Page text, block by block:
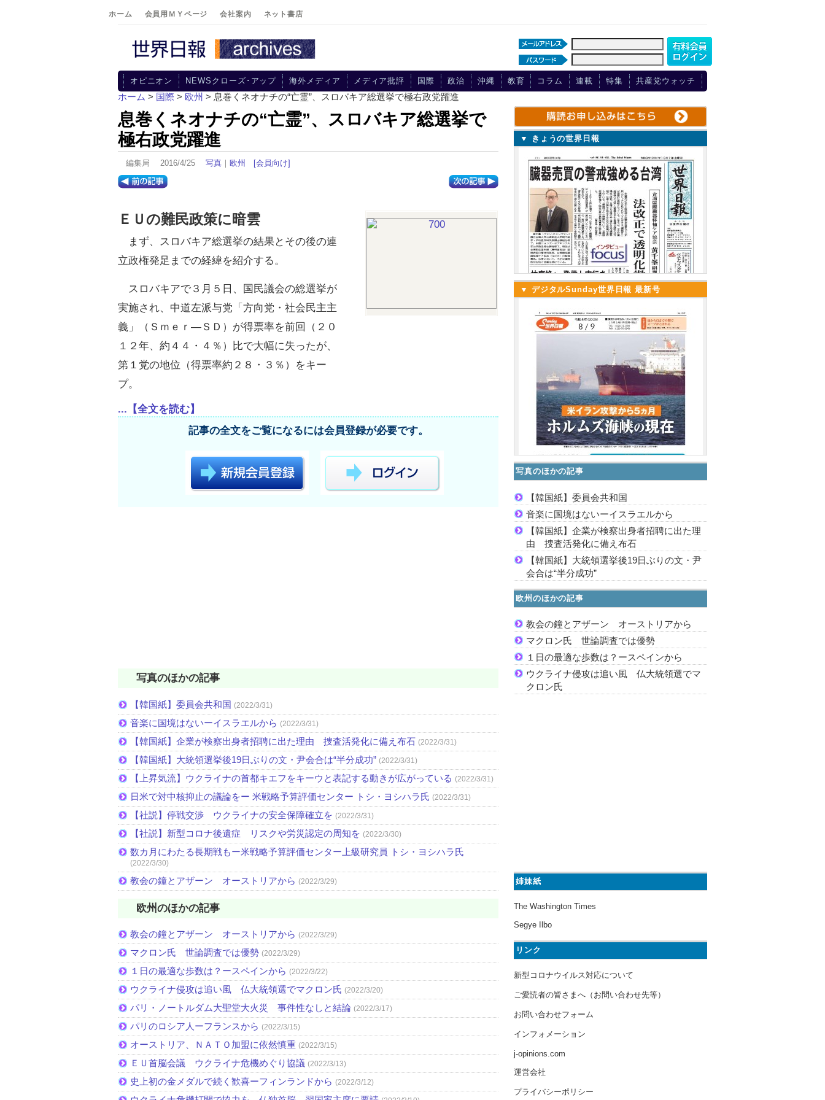
ホーム 会員用ＭＹページ 会社案内 ネット書店
オピニオン NEWSクローズ･アップ 海外メディア メディア批評 国際 政治 沖縄 教育 コラム 連載 特集 共産党ウォッチ
ホーム > 国際 > 欧州 > 息巻くネオナチの“亡霊”、スロバキア総選挙で極右政党躍進
息巻くネオナチの“亡霊”、スロバキア総選挙で
極右政党躍進
編集局 2016/4/25 写真 ｜ 欧州 [会員向け]
ＥＵの難民政策に暗雲
まず、スロバキア総選挙の結果とその後の連
立政権発足までの経緯を紹介する。
スロバキアで３月５日、国民議会の総選挙が
実施され、中道左派与党「方向党・社会民主主
義」（Ｓｍｅｒ―ＳＤ）が得票率を前回（２０
１２年、約４４・４％）比で大幅に失ったが、
第１党の地位（得票率約２８・３％）をキー
プ。
...【全文を読む】
記事の全文をご覧になるには会員登録が必要です。
写真のほかの記事
【韓国紙】委員会共和国 (2022/3/31)
音楽に国境はないーイスラエルから (2022/3/31)
【韓国紙】企業が検察出身者招聘に出た理由 捜査活発化に備え布石 (2022/3/31)
【韓国紙】大統領選挙後19日ぶりの文・尹会合は“半分成功” (2022/3/31)
【上昇気流】ウクライナの首都キエフをキーウと表記する動きが広がっている (2022/3/31)
日米で対中核抑止の議論をー 米戦略予算評価センター トシ・ヨシハラ氏 (2022/3/31)
【社説】停戦交渉 ウクライナの安全保障確立を (2022/3/31)
【社説】新型コロナ後遺症 リスクや労災認定の周知を (2022/3/30)
数カ月にわたる長期戦もー米戦略予算評価センター上級研究員 トシ・ヨシハラ氏
(2022/3/30)
教会の鐘とアザーン オーストリアから (2022/3/29)
欧州のほかの記事
教会の鐘とアザーン オーストリアから (2022/3/29)
マクロン氏 世論調査では優勢 (2022/3/29)
１日の最適な歩数は？ースペインから (2022/3/22)
ウクライナ侵攻は追い風 仏大統領選でマクロン氏 (2022/3/20)
パリ・ノートルダム大聖堂大火災 事件性なしと結論 (2022/3/17)
パリのロシア人ーフランスから (2022/3/15)
オーストリア、ＮＡＴＯ加盟に依然慎重 (2022/3/15)
ＥＵ首脳会議 ウクライナ危機めぐり協議 (2022/3/13)
史上初の金メダルで続く歓喜ーフィンランドから (2022/3/12)
▼ きょうの世界日報
▼ デジタルSunday世界日報 最新号
写真のほかの記事
【韓国紙】委員会共和国
音楽に国境はないーイスラエルから
【韓国紙】企業が検察出身者招聘に出た理
由 捜査活発化に備え布石
【韓国紙】大統領選挙後19日ぶりの文・尹
会合は“半分成功”
欧州のほかの記事
教会の鐘とアザーン オーストリアから
マクロン氏 世論調査では優勢
１日の最適な歩数は？ースペインから
ウクライナ侵攻は追い風 仏大統領選でマ
クロン氏
姉妹紙
The Washington Times
Segye Ilbo
リンク
新型コロナウイルス対応について
ご愛読者の皆さまへ（お問い合わせ先等）
お問い合わせフォーム
インフォメーション
j-opinions.com
運営会社
プライバシーポリシー